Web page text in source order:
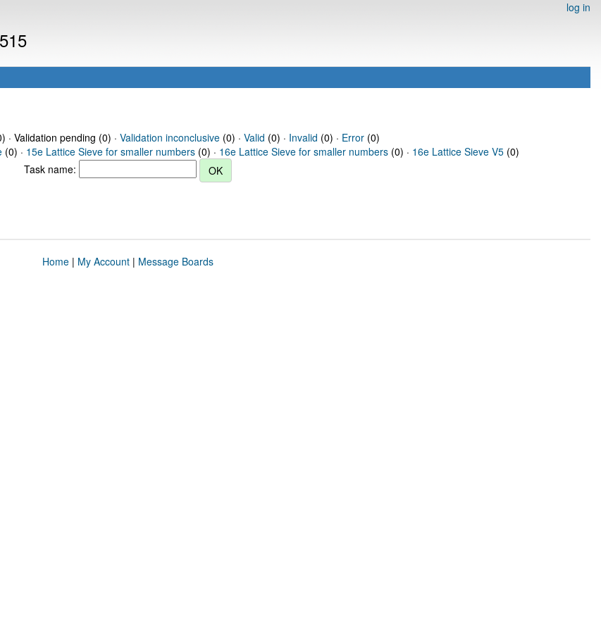
log in
· Validation pending (0) · Validation inconclusive(0) · Valid (0) · Invalid (0) · Error(0)
(0) · 15e Lattice Sieve for smaller numbers (0) · 16e Lattice Sieve for smaller numbers (0) · 16e Lattice Sieve V5 (0)
Task name:
Home| My Account| Message Boards